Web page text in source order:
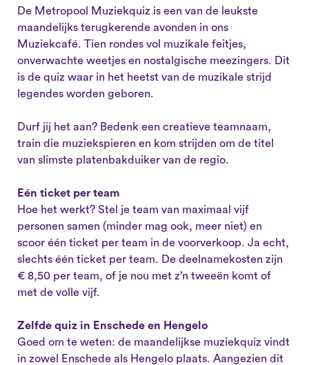
De Metropool Muziekquiz is een van de leukste
maandelijks terugkerende avonden in ons
Muziekcafé. Tien rondes vol muzikale feitjes,
onverwachte weetjes en nostalgische meezingers. Dit
is de quiz waar in het heetst van de muzikale strijd
legendes worden geboren.
Durf jij het aan? Bedenk een creatieve teamnaam,
train die muziekspieren en kom strijden om de titel
van slimste platenbakduiker van de regio.
Eén ticket per team
Hoe het werkt? Stel je team van maximaal vijf
personen samen (minder mag ook, meer niet) en
scoor één ticket per team in de voorverkoop. Ja echt,
slechts één ticket per team. De deelnamekosten zijn
€ 8,50 per team, of je nou met z’n tweeën komt of
met de volle vijf.
Zelfde quiz in Enschede en Hengelo
Goed om te weten: de maandelijkse muziekquiz vindt
in zowel Enschede als Hengelo plaats. Aangezien dit